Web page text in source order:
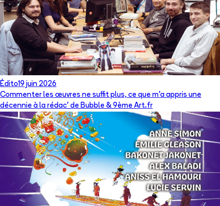
Édito19 juin 2026
Commenter les œuvres ne suffit plus, ce que m’a appris une
décennie à la rédac’ de Bubble & 9ème Art.fr